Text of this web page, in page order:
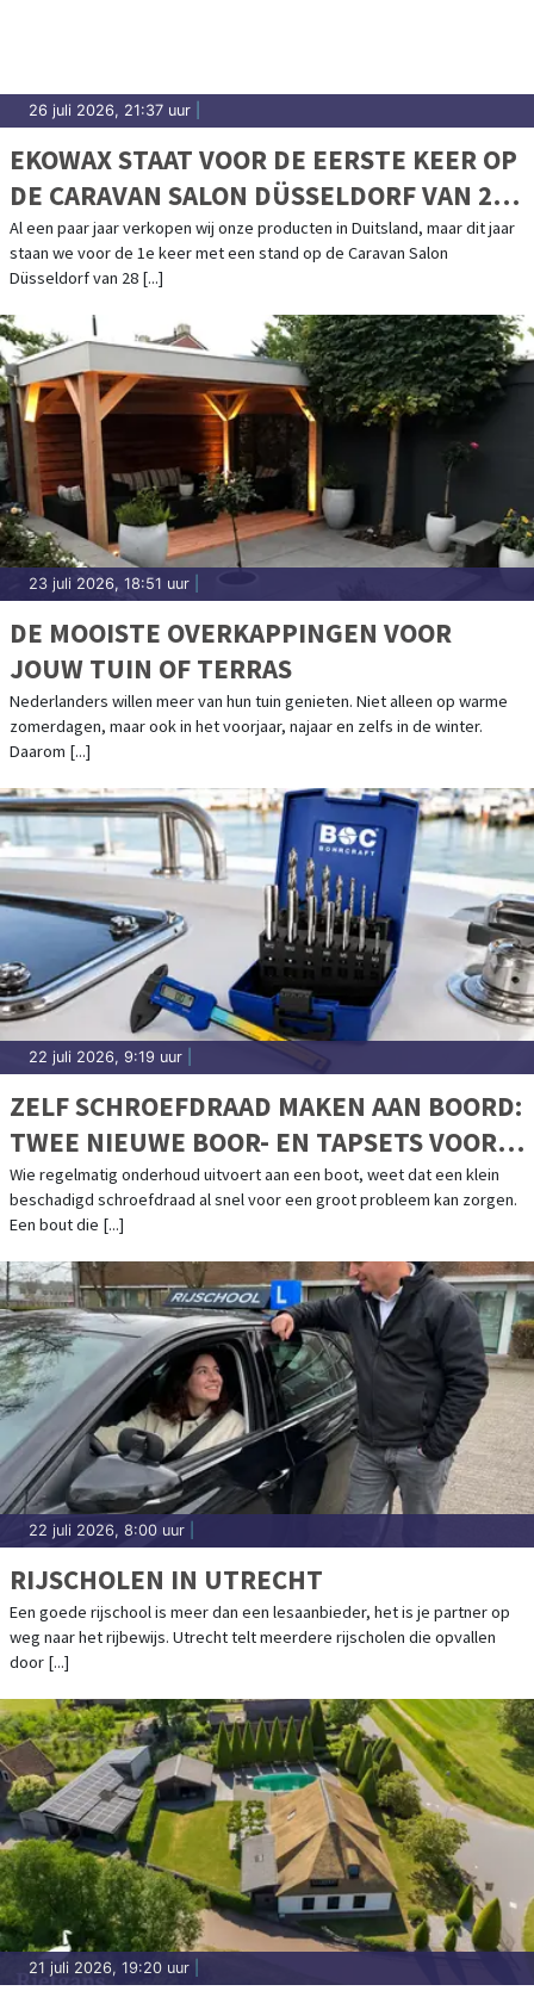
26 juli 2026, 21:37 uur
EKOWAX STAAT VOOR DE EERSTE KEER OP
DE CARAVAN SALON DÜSSELDORF VAN 28
AUGUSTUS T/M 6 SEPTEMBER
Al een paar jaar verkopen wij onze producten in Duitsland, maar dit jaar
staan we voor de 1e keer met een stand op de Caravan Salon
Düsseldorf van 28 [...]
23 juli 2026, 18:51 uur
DE MOOISTE OVERKAPPINGEN VOOR
JOUW TUIN OF TERRAS
Nederlanders willen meer van hun tuin genieten. Niet alleen op warme
zomerdagen, maar ook in het voorjaar, najaar en zelfs in de winter.
Daarom [...]
22 juli 2026, 9:19 uur
ZELF SCHROEFDRAAD MAKEN AAN BOORD:
TWEE NIEUWE BOOR- EN TAPSETS VOOR
BOOTONDERHOUD
Wie regelmatig onderhoud uitvoert aan een boot, weet dat een klein
beschadigd schroefdraad al snel voor een groot probleem kan zorgen.
Een bout die [...]
22 juli 2026, 8:00 uur
RIJSCHOLEN IN UTRECHT
Een goede rijschool is meer dan een lesaanbieder, het is je partner op
weg naar het rijbewijs. Utrecht telt meerdere rijscholen die opvallen
door [...]
21 juli 2026, 19:20 uur